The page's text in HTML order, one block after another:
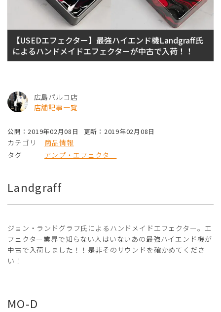
【USEDエフェクター】最強ハイエンド機Landgraff氏
によるハンドメイドエフェクターが中古で入荷！！
広島パルコ店
店舗記事一覧
公開：2019年02月08日 更新：2019年02月08日
カテゴリ
商品情報
タグ
アンプ・エフェクター
Landgraff
ジョン・ランドグラフ氏によるハンドメイドエフェクター。エ
フェクター業界で知らない人はいないあの最強ハイエンド機が
中古で入荷しました！！是非そのサウンドを確かめてくださ
い！
MO-D